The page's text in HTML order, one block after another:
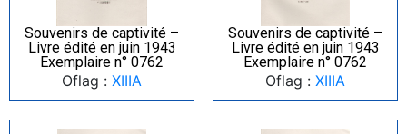
Souvenirs de captivité –
Livre édité en juin 1943
Exemplaire n° 0762
Oflag : XIIIA
Souvenirs de captivité –
Livre édité en juin 1943
Exemplaire n° 0762
Oflag : XIIIA